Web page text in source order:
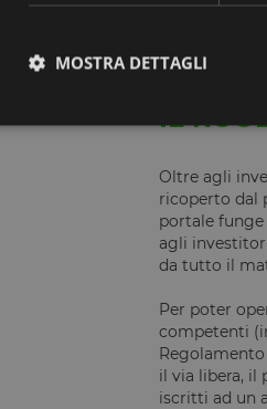
Per
IL
Oltre agli
ricoperto dal
portale
agli
da tutto il
Per poter
competenti
Regolamento
il via libera, il
iscritti ad un
MOSTRA DETTAGLI
I cookie strettamente necessari
dell'account. Il sito web non può
Fornitore/
Cloudflare
Inc.
.calendly.com
Google LLC